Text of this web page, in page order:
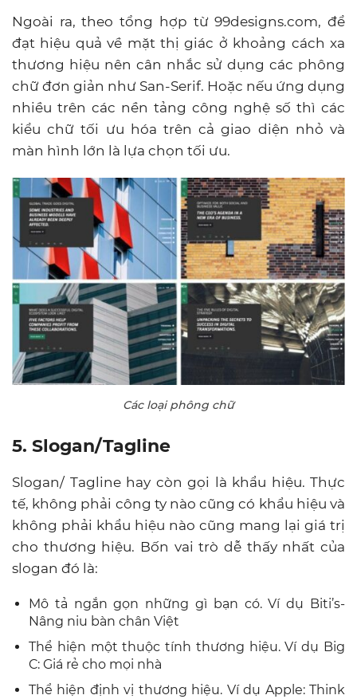
Ngoài ra, theo tổng hợp từ 99designs.com, để
đạt hiệu quả về mặt thị giác ở khoảng cách xa
thương hiệu nên cân nhắc sử dụng các phông
chữ đơn giản như San-Serif. Hoặc nếu ứng dụng
nhiều trên các nền tảng công nghệ số thì các
kiểu chữ tối ưu hóa trên cả giao diện nhỏ và
màn hình lớn là lựa chọn tối ưu.
Các loại phông chữ
5. Slogan/Tagline
Slogan/ Tagline hay còn gọi là khẩu hiệu. Thực
tế, không phải công ty nào cũng có khẩu hiệu và
không phải khẩu hiệu nào cũng mang lại giá trị
cho thương hiệu. Bốn vai trò dễ thấy nhất của
slogan đó là:
Mô tả ngắn gọn những gì bạn có. Ví dụ Biti’s-
Nâng niu bàn chân Việt
Thể hiện một thuộc tính thương hiệu. Ví dụ Big
C: Giá rẻ cho mọi nhà
Thể hiện định vị thương hiệu. Ví dụ Apple: Think